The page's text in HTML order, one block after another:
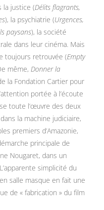
la justice (Délits flagrants,
), la psychiatrie (Urgences,
paysans), la société
dans leur cinéma. Mais
toujours retrouvée (Empty
même, Donner la
la Fondation Cartier pour
portée à l’écoute
toute l’œuvre des deux
la machine judiciaire,
premiers d’Amazonie,
principale de
Nougaret, dans un
simplicité du
salle masque en fait une
de « fabrication » du film